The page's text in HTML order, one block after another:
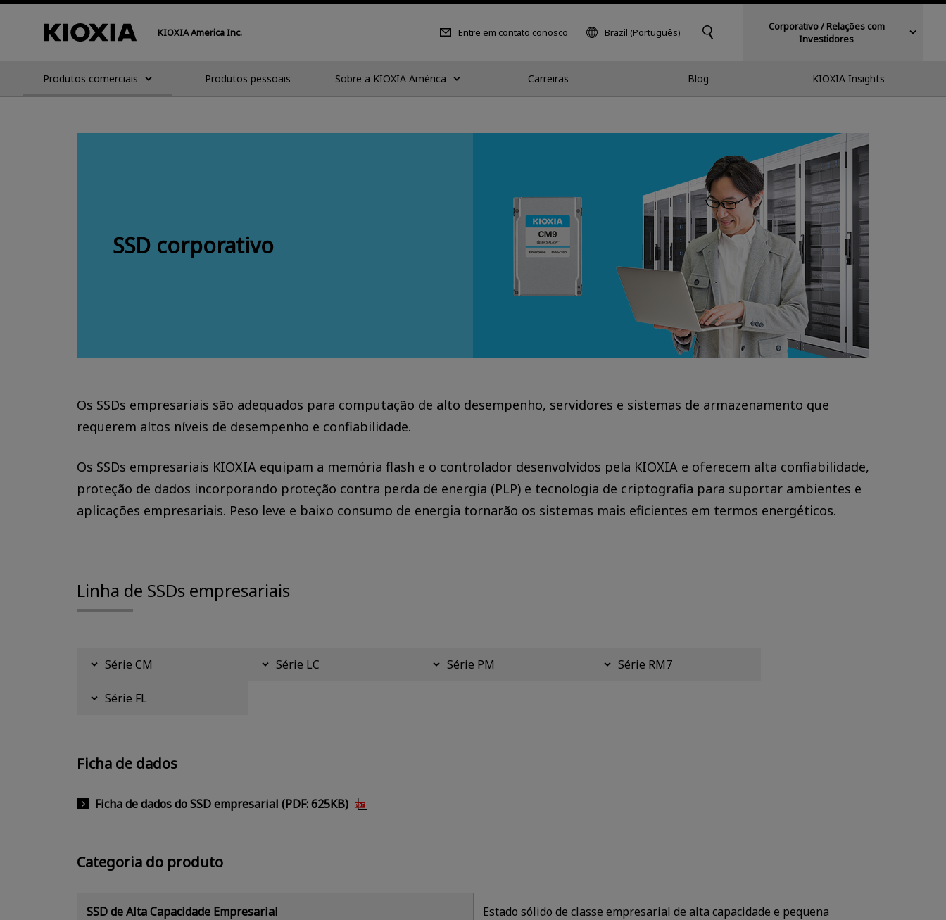
KIOXIA America Inc. Entre em contato conosco Brazil (Português)
Corporativo / Relações com
Investidores
Produtos comerciais Produtos pessoais Sobre a KIOXIA América Carreiras Blog KIOXIA Insights
SSD corporativo
Os SSDs empresariais são adequados para computação de alto desempenho, servidores e sistemas de armazenamento que
requerem altos níveis de desempenho e confiabilidade.
Os SSDs empresariais KIOXIA equipam a memória flash e o controlador desenvolvidos pela KIOXIA e oferecem alta confiabilidade,
proteção de dados incorporando proteção contra perda de energia (PLP) e tecnologia de criptografia para suportar ambientes e
aplicações empresariais. Peso leve e baixo consumo de energia tornarão os sistemas mais eficientes em termos energéticos.
Linha de SSDs empresariais
Série CM Série LC Série PM Série RM7
Série FL
Ficha de dados
Ficha de dados do SSD empresarial (PDF: 625KB)
Categoria do produto
SSD de Alta Capacidade Empresarial
Estado sólido de classe empresarial de alta capacidade e pequena